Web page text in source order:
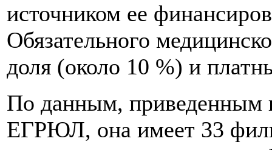
источником ее
Обязательного
доля (около 10 %) и
По данным, приведенным
ЕГРЮЛ, она имеет 33